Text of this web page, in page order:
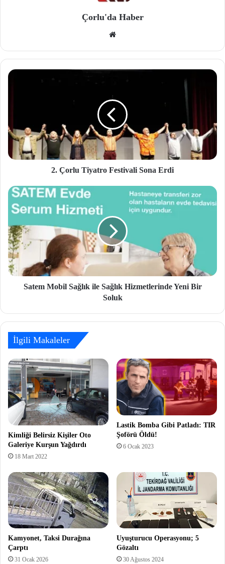
Çorlu'da Haber
site
si
2. Çorlu Tiyatro Festivali Sona Erdi
Satem Mobil Sağlık ile Sağlık Hizmetlerinde Yeni Bir
Soluk
İlgili Makaleler
Kimliği Belirsiz Kişiler Oto
Galeriye Kurşun Yağdırdı
18 Mart 2022
Lastik Bomba Gibi Patladı: TIR
Şoförü Öldü!
6 Ocak 2023
Kamyonet, Taksi Durağına
Çarptı
31 Ocak 2026
Uyuşturucu Operasyonu; 5
Gözaltı
30 Ağustos 2024